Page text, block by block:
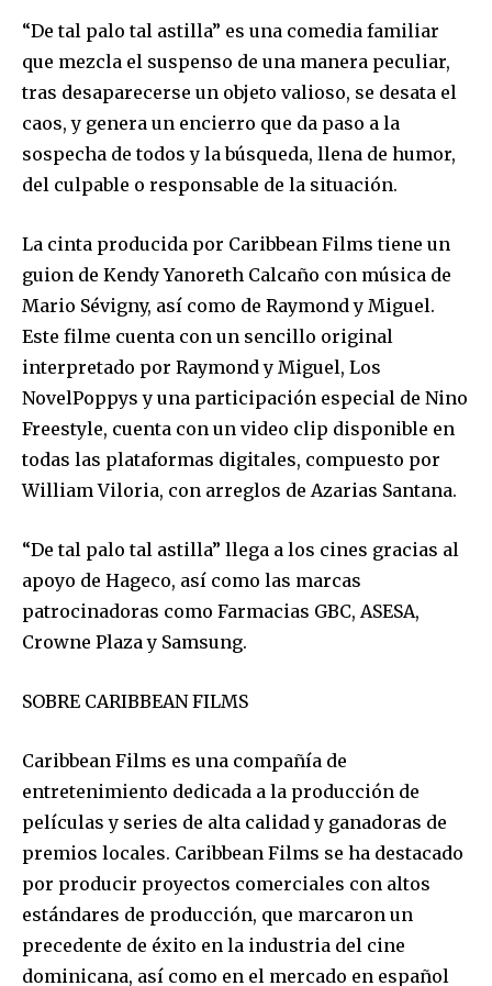
“De tal palo tal astilla” es una comedia familiar
que mezcla el suspenso de una manera peculiar,
tras desaparecerse un objeto valioso, se desata el
caos, y genera un encierro que da paso a la
sospecha de todos y la búsqueda, llena de humor,
del culpable o responsable de la situación.
La cinta producida por Caribbean Films tiene un
guion de Kendy Yanoreth Calcaño con música de
Mario Sévigny, así como de Raymond y Miguel.
Este filme cuenta con un sencillo original
interpretado por Raymond y Miguel, Los
NovelPoppys y una participación especial de Nino
Freestyle, cuenta con un video clip disponible en
todas las plataformas digitales, compuesto por
William Viloria, con arreglos de Azarias Santana.
“De tal palo tal astilla” llega a los cines gracias al
apoyo de Hageco, así como las marcas
patrocinadoras como Farmacias GBC, ASESA,
Crowne Plaza y Samsung.
SOBRE CARIBBEAN FILMS
Caribbean Films es una compañía de
entretenimiento dedicada a la producción de
películas y series de alta calidad y ganadoras de
premios locales. Caribbean Films se ha destacado
por producir proyectos comerciales con altos
estándares de producción, que marcaron un
precedente de éxito en la industria del cine
dominicana, así como en el mercado en español